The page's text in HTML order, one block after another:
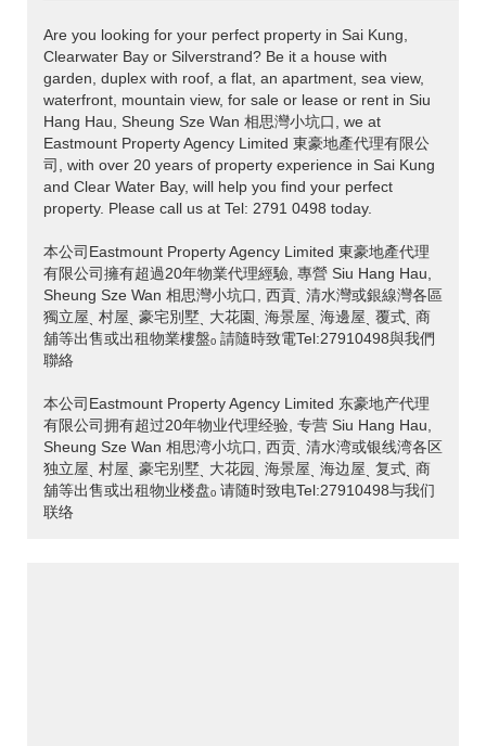
Are you looking for your perfect property in Sai Kung,
Clearwater Bay or Silverstrand? Be it a house with
garden, duplex with roof, a flat, an apartment, sea view,
waterfront, mountain view, for sale or lease or rent in Siu
Hang Hau, Sheung Sze Wan 相思灣小坑口, we at
Eastmount Property Agency Limited 東豪地產代理有限公
司, with over 20 years of property experience in Sai Kung
and Clear Water Bay, will help you find your perfect
property. Please call us at Tel: 2791 0498 today.
本公司Eastmount Property Agency Limited 東豪地產代理
有限公司擁有超過20年物業代理經驗, 專營 Siu Hang Hau,
Sheung Sze Wan 相思灣小坑口, 西貢ˎ 清水灣或銀線灣各區
獨立屋ˎ 村屋ˎ 豪宅別墅ˎ 大花園ˎ 海景屋ˎ 海邊屋ˎ 覆式ˎ 商
舖等出售或出租物業樓盤ₒ 請隨時致電Tel:27910498與我們
聯絡
本公司Eastmount Property Agency Limited 东豪地产代理
有限公司拥有超过20年物业代理经验, 专营 Siu Hang Hau,
Sheung Sze Wan 相思湾小坑口, 西贡ˎ 清水湾或银线湾各区
独立屋ˎ 村屋ˎ 豪宅别墅ˎ 大花园ˎ 海景屋ˎ 海边屋ˎ 复式ˎ 商
舖等出售或出租物业楼盘ₒ 请随时致电Tel:27910498与我们
联络